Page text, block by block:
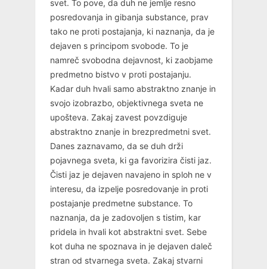
svet. To pove, da duh ne jemlje resno
posredovanja in gibanja substance, prav
tako ne proti postajanja, ki naznanja, da je
dejaven s principom svobode. To je
namreč svobodna dejavnost, ki zaobjame
predmetno bistvo v proti postajanju.
Kadar duh hvali samo abstraktno znanje in
svojo izobrazbo, objektivnega sveta ne
upošteva. Zakaj zavest povzdiguje
abstraktno znanje in brezpredmetni svet.
Danes zaznavamo, da se duh drži
pojavnega sveta, ki ga favorizira čisti jaz.
Čisti jaz je dejaven navajeno in sploh ne v
interesu, da izpelje posredovanje in proti
postajanje predmetne substance. To
naznanja, da je zadovoljen s tistim, kar
pridela in hvali kot abstraktni svet. Sebe
kot duha ne spoznava in je dejaven daleč
stran od stvarnega sveta. Zakaj stvarni